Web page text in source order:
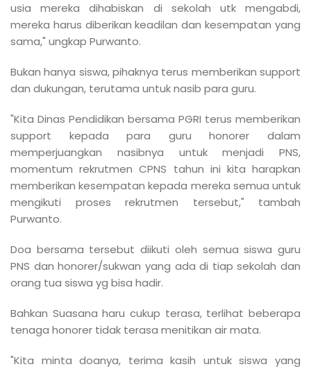
usia mereka dihabiskan di sekolah utk mengabdi,
mereka harus diberikan keadilan dan kesempatan yang
sama," ungkap Purwanto.
Bukan hanya siswa, pihaknya terus memberikan support
dan dukungan, terutama untuk nasib para guru.
"Kita Dinas Pendidikan bersama PGRI terus memberikan
support kepada para guru honorer dalam
memperjuangkan nasibnya untuk menjadi PNS,
momentum rekrutmen CPNS tahun ini kita harapkan
memberikan kesempatan kepada mereka semua untuk
mengikuti proses rekrutmen tersebut," tambah
Purwanto.
Doa bersama tersebut diikuti oleh semua siswa guru
PNS dan honorer/sukwan yang ada di tiap sekolah dan
orang tua siswa yg bisa hadir.
Bahkan Suasana haru cukup terasa, terlihat beberapa
tenaga honorer tidak terasa menitikan air mata.
"Kita minta doanya, terima kasih untuk siswa yang